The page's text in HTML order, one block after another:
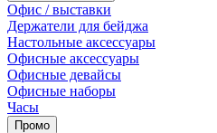
Офис / выставки
Держатели для бейджа
Настольные аксессуары
Офисные аксессуары
Офисные девайсы
Офисные наборы
Часы
Промо